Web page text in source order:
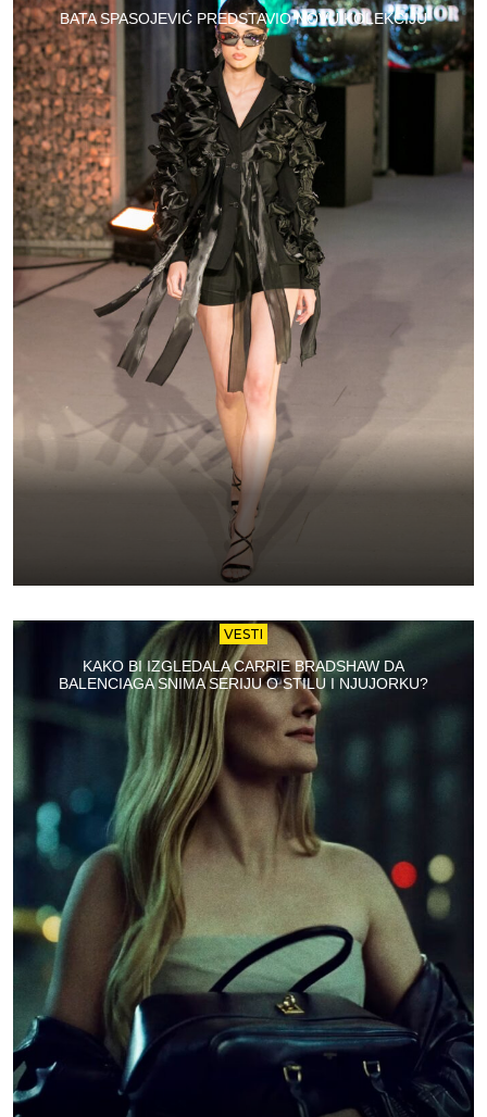
BATA SPASOJEVIĆ PREDSTAVIO NOVU KOLEKCIJU
VESTI
KAKO BI IZGLEDALA CARRIE BRADSHAW DA
BALENCIAGA SNIMA SERIJU O STILU I NJUJORKU?